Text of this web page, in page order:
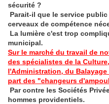
sécurité ?
Parait-il que le service
cerveaux de compétence
La lumière c'est trop
municipal.
Sur le marché du travail de
des spécialistes de la
l'Administration, du
part des "changeurs
Par contre les Sociétés
hommes providentiels.